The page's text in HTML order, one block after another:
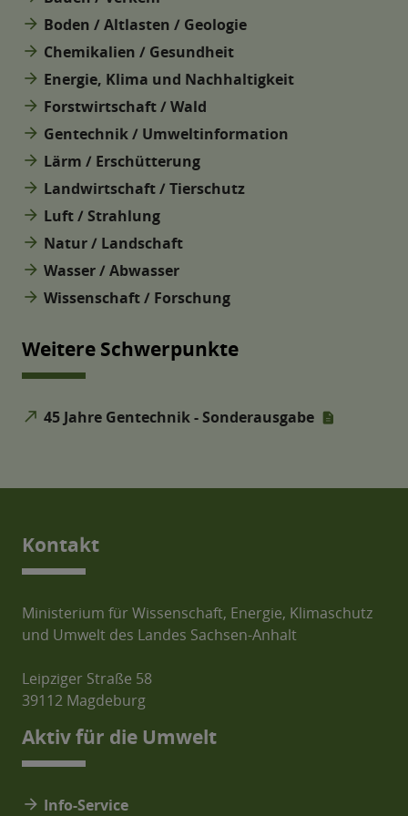
arrow_forward Boden / Altlasten / Geologie
arrow_forward Chemikalien / Gesundheit
arrow_forward Energie, Klima und Nachhaltigkeit
arrow_forward Forstwirtschaft / Wald
arrow_forward Gentechnik / Umweltinformation
arrow_forward Lärm / Erschütterung
arrow_forward Landwirtschaft / Tierschutz
arrow_forward Luft / Strahlung
arrow_forward Natur / Landschaft
arrow_forward Wasser / Abwasser
arrow_forward Wissenschaft / Forschung
Weitere Schwerpunkte
north_east 45 Jahre Gentechnik - Sonderausgabe
Kontakt
Ministerium für Wissenschaft, Energie, Klimaschutz
und Umwelt des Landes Sachsen-Anhalt
Leipziger Straße 58
39112 Magdeburg
Aktiv für die Umwelt
arrow_forward Info-Service